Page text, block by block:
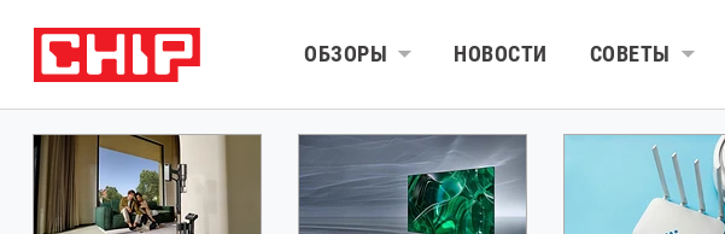
ОБЗОРЫ НОВОСТИ СОВЕТЫ